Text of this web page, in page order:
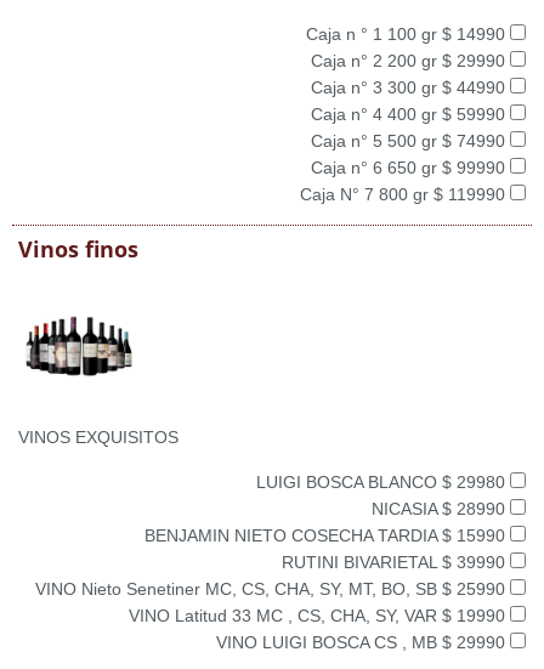
Caja n ° 1 100 gr $ 14990
Caja n° 2 200 gr $ 29990
Caja n° 3 300 gr $ 44990
Caja n° 4 400 gr $ 59990
Caja n° 5 500 gr $ 74990
Caja n° 6 650 gr $ 99990
Caja N° 7 800 gr $ 119990
Vinos finos
VINOS EXQUISITOS
LUIGI BOSCA BLANCO $ 29980
NICASIA $ 28990
BENJAMIN NIETO COSECHA TARDIA $ 15990
RUTINI BIVARIETAL $ 39990
VINO Nieto Senetiner MC, CS, CHA, SY, MT, BO, SB $ 25990
VINO Latitud 33 MC , CS, CHA, SY, VAR $ 19990
VINO LUIGI BOSCA CS , MB $ 29990